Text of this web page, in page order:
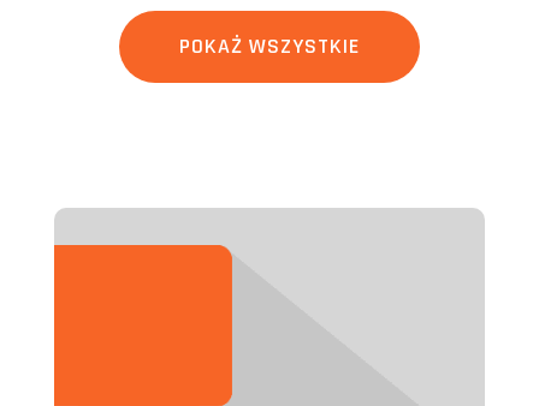
POKAŻ WSZYSTKIE